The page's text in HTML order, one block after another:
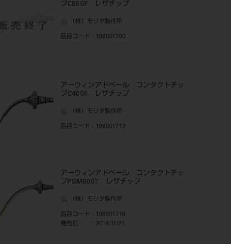
プC800F レザチップ
（株）モリタ製作所
品目コード ：108001700
アーウィンアドベール コンタクトチッ
プC400F レザチップ
（株）モリタ製作所
品目コード ：108001712
アーウィンアドベール コンタクトチッ
プPSM600T レザチップ
（株）モリタ製作所
品目コード ：108001719
発売日
：2014/11/21